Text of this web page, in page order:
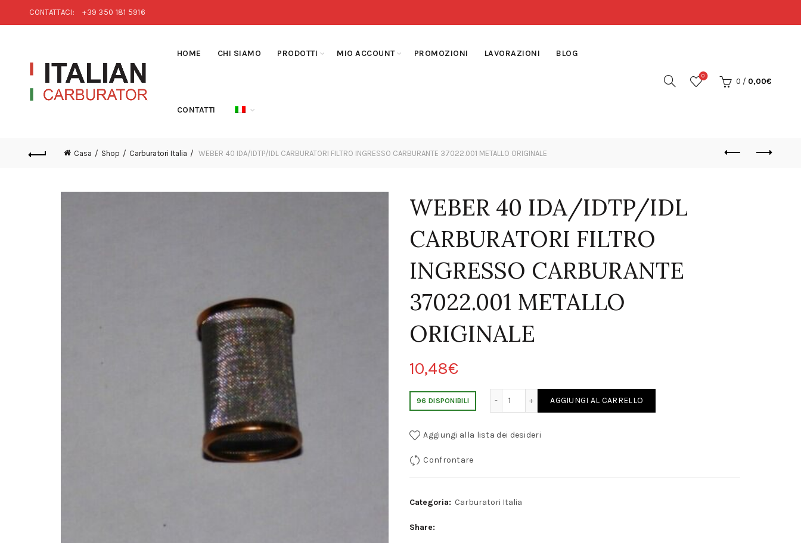
CONTATTACI: +39 350 181 5916
HOME CHI SIAMO PRODOTTI MIO ACCOUNT PROMOZIONI LAVORAZIONI BLOG
CONTATTI
0
0 / 0,00€
Casa Shop Carburatori Italia WEBER 40 IDA/IDTP/IDL CARBURATORI FILTRO INGRESSO CARBURANTE 37022.001 METALLO ORIGINALE
WEBER 40 IDA/IDTP/IDL
CARBURATORI FILTRO
INGRESSO CARBURANTE
37022.001 METALLO
ORIGINALE
10,48€
96 DISPONIBILI
WEBER 40 IDA/IDTP/IDL CARBURATORI FILTRO INGRESSO CARBURANTE 37022.001 METALLO ORIGINALE quantity
AGGIUNGI AL CARRELLO
Aggiungi alla lista dei desideri
Confrontare
Categoria: Carburatori Italia
Share